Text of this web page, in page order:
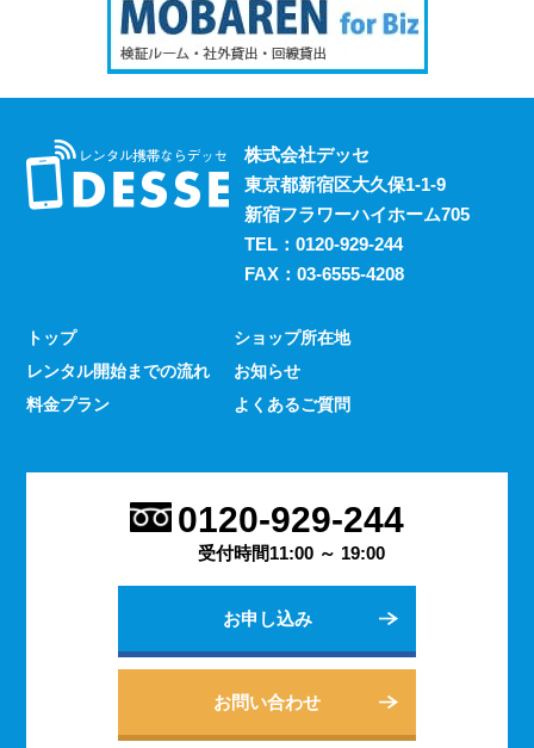
株式会社デッセ
東京都新宿区大久保1-1-9
新宿フラワーハイホーム705
TEL： 0120-929-244
FAX：03-6555-4208
トップ
レンタル開始までの流れ
料金プラン
ショップ所在地
お知らせ
よくあるご質問
0120-929-244
受付時間11:00 ～ 19:00
お申し込み
お問い合わせ